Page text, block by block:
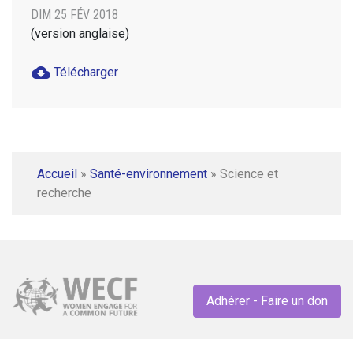
DIM 25 FÉV 2018
(version anglaise)
cloud_download Télécharger
Accueil » Santé-environnement » Science et
recherche
Adhérer - Faire un don